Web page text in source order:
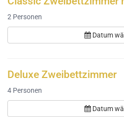
2 Personen
Datum
Deluxe Zweibettzimmer
4 Personen
Datum